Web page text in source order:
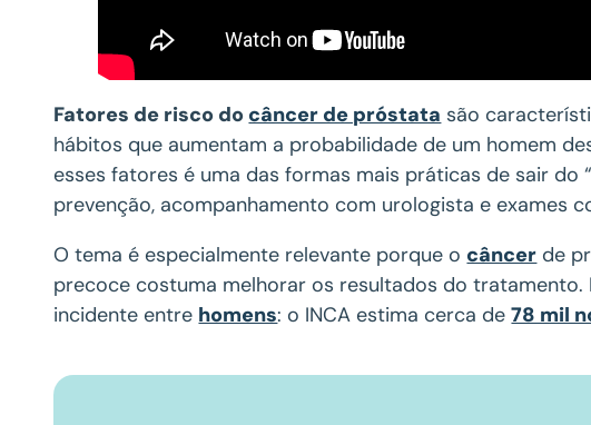
Fatores de risco do câncer de próstata são
hábitos que aumentam a probabilidade de um homem
esses fatores é uma das formas mais práticas de sair do
prevenção, acompanhamento com urologista e exames
O tema é especialmente relevante porque o câncer de
precoce costuma melhorar os resultados do
incidente entre homens: o INCA estima cerca de78 mil